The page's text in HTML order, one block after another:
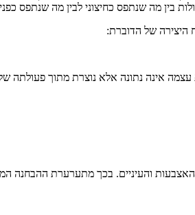
בין מה שנתפס כחיצוני לבין מה שנתפס
היצירה של הדוברת:
אינה נתונה אלא נוצרת מתוך
והעיניים. בכך מתערערת ההבחנה